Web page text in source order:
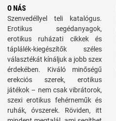
O NÁS
Szenvedéllyel teli katalógus.
Erotikus segédanyagok,
erotikus ruházati cikkek és
táplálék-kiegészítők széles
választékát kínáljuk a jobb szex
érdekében. Kiváló minőségű
erekciós szerek, erotikus
játékok – nem csak vibrátorok,
szexi erotikus fehérneműk és
ruhák, óvszerek. Röviden, itt